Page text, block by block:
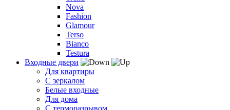
Nova
Fashion
Glamour
Terso
Bianco
Testura
Входные двери
Для квартиры
С зеркалом
Белые входные
Для дома
С терморазрывом